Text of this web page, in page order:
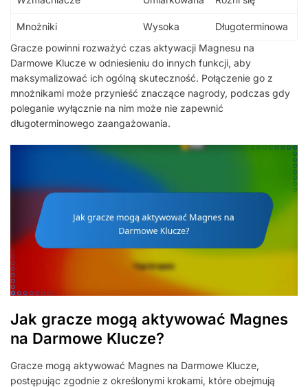
Mnożniki Wysoka
Długoterminowa
Gracze powinni rozważyć czas aktywacji Magnesu na
Darmowe Klucze w odniesieniu do innych funkcji, aby
maksymalizować ich ogólną skuteczność. Połączenie go z
mnożnikami może przynieść znaczące nagrody, podczas gdy
poleganie wyłącznie na nim może nie zapewnić
długoterminowego zaangażowania.
Jak gracze mogą aktywować Magnes
na Darmowe Klucze?
Gracze mogą aktywować Magnes na Darmowe Klucze,
postępując zgodnie z określonymi krokami, które obejmują